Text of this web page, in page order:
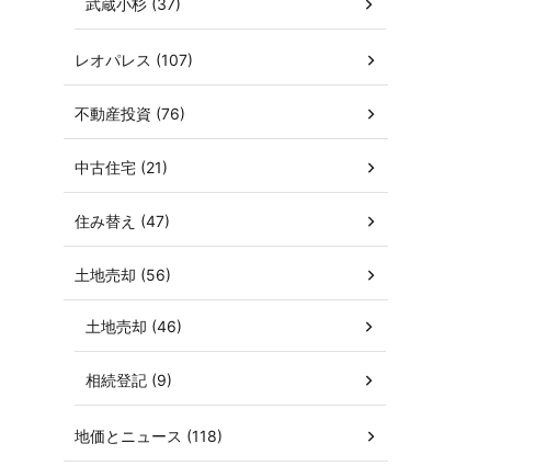
武蔵小杉 (37)
レオパレス (107)
不動産投資 (76)
中古住宅 (21)
住み替え (47)
土地売却 (56)
土地売却 (46)
相続登記 (9)
地価とニュース (118)